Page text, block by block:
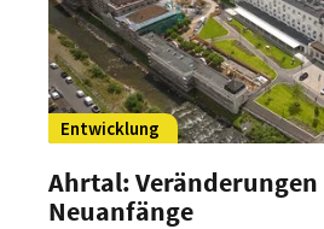
Entwicklung
Ahrtal: Veränderungen
Neuanfänge